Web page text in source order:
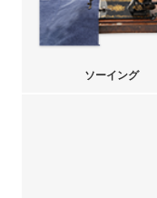
ソーイング